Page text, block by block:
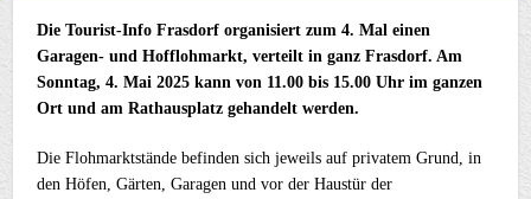
Die Tourist-Info Frasdorf organisiert zum 4. Mal einen
Garagen- und Hofflohmarkt, verteilt in ganz Frasdorf. Am
Sonntag, 4. Mai 2025 kann von 11.00 bis 15.00 Uhr im ganzen
Ort und am Rathausplatz gehandelt werden.
Die Flohmarktstände befinden sich jeweils auf privatem Grund, in
den Höfen, Gärten, Garagen und vor der Haustür der